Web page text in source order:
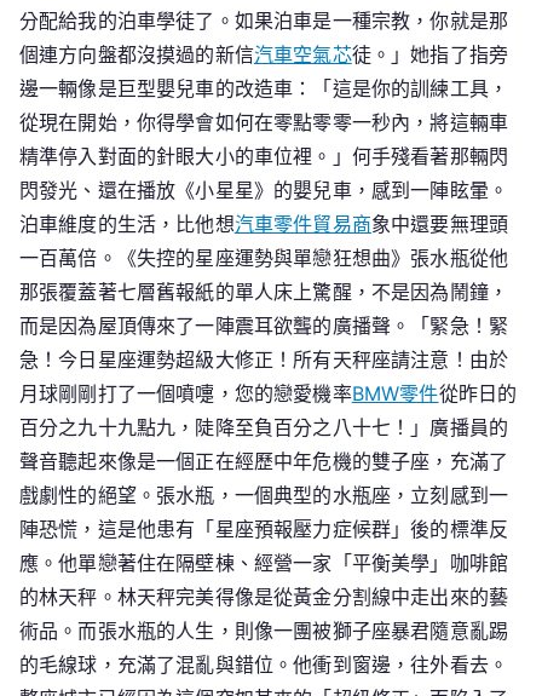
分配給我的泊車學徒了。如果泊車是一種宗教，你就是那
個連方向盤都沒摸過的新信汽車空氣芯徒。」她指了指旁
邊一輛像是巨型嬰兒車的改造車：「這是你的訓練工具，
從現在開始，你得學會如何在零點零零一秒內，將這輛車
精準停入對面的針眼大小的車位裡。」何手殘看著那輛閃
閃發光、還在播放《小星星》的嬰兒車，感到一陣眩暈。
泊車維度的生活，比他想汽車零件貿易商象中還要無理頭
一百萬倍。《失控的星座運勢與單戀狂想曲》張水瓶從他
那張覆蓋著七層舊報紙的單人床上驚醒，不是因為鬧鐘，
而是因為屋頂傳來了一陣震耳欲聾的廣播聲。「緊急！緊
急！今日星座運勢超級大修正！所有天秤座請注意！由於
月球剛剛打了一個噴嚏，您的戀愛機率BMW零件從昨日的
百分之九十九點九，陡降至負百分之八十七！」廣播員的
聲音聽起來像是一個正在經歷中年危機的雙子座，充滿了
戲劇性的絕望。張水瓶，一個典型的水瓶座，立刻感到一
陣恐慌，這是他患有「星座預報壓力症候群」後的標準反
應。他單戀著住在隔壁棟、經營一家「平衡美學」咖啡館
的林天秤。林天秤完美得像是從黃金分割線中走出來的藝
術品。而張水瓶的人生，則像一團被獅子座暴君隨意亂踢
的毛線球，充滿了混亂與錯位。他衝到窗邊，往外看去。